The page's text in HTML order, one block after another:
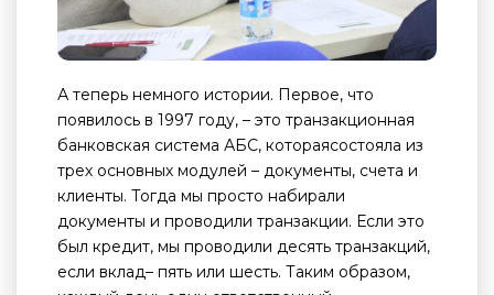
А теперь немного истории. Первое, что
появилось в 1997 году, – это транзакционная
банковская система АБС, котораясостояла из
трех основных модулей – документы, счета и
клиенты. Тогда мы просто набирали
документы и проводили транзакции. Если это
был кредит, мы проводили десять транзакций,
если вклад– пять или шесть. Таким образом,